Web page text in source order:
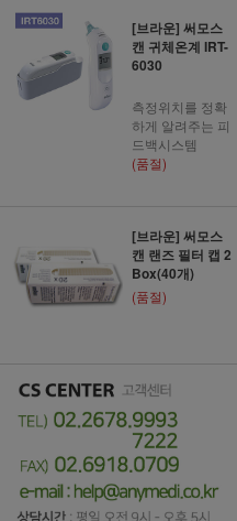
[브라운] 써모스
캔 귀체온계 IRT-
6030
측정위치를 정확
하게 알려주는 피
드백시스템
(품절)
[브라운] 써모스
캔 랜즈 필터 캡 2
Box(40개)
(품절)